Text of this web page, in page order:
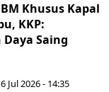
Khusus Kapal
KKP:
Saing
Jul 2026 - 14:35